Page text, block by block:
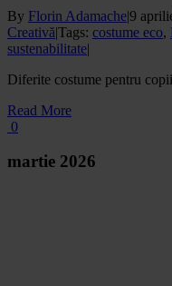
By Florin Adamache|9
Creativă|Tags: costume eco,
sustenabilitate|
Diferite costume pentru
Read More
0
martie 2026